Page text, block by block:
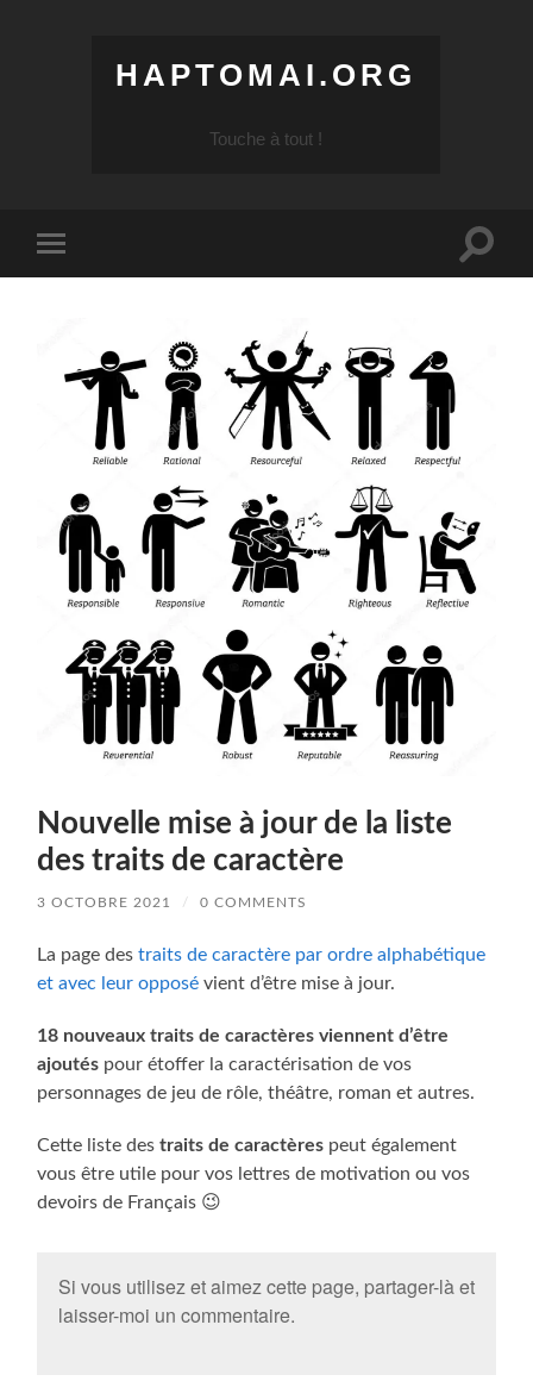
HAPTOMAI.ORG
Touche à tout !
mobile
Toggle
Nouvelle mise à jour de la liste
des traits de caractère
3 OCTOBRE 2021 / 0 COMMENTS
La page destraits de caractère par ordre alphabétique
et avec leur opposé vient d’être mise à jour.
18 nouveaux traits de caractères viennent d’être
ajoutés pour étoffer la caractérisation de vos
personnages de jeu de rôle, théâtre, roman et autres.
Cette liste destraits de caractères peut également
vous être utile pour vos lettres de motivation ou vos
devoirs de Français 😉
Si vous utilisez et aimez cette page, partager-là et
laisser-moi un commentaire.